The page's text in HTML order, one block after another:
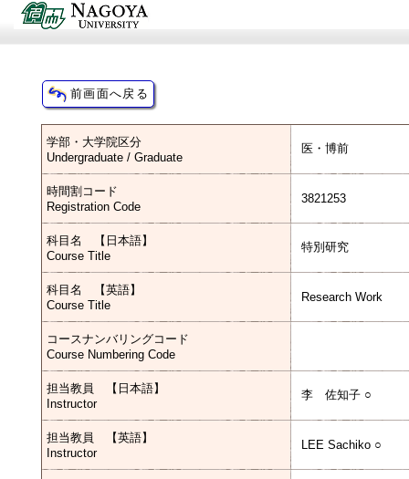
学部・大学院区分
Undergraduate / Graduate
医・博前
時間割コード
Registration Code
3821253
科目名 【日本語】
Course Title
特別研究
科目名 【英語】
Course Title
Research Work
コースナンバリングコード
Course Numbering Code
担当教員 【日本語】
Instructor
李 佐知子 ○
担当教員 【英語】
Instructor
LEE Sachiko ○